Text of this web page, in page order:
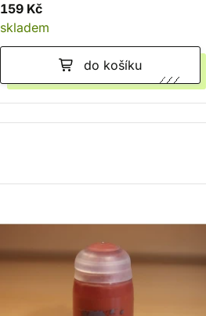
159 Kč
skladem
do košíku